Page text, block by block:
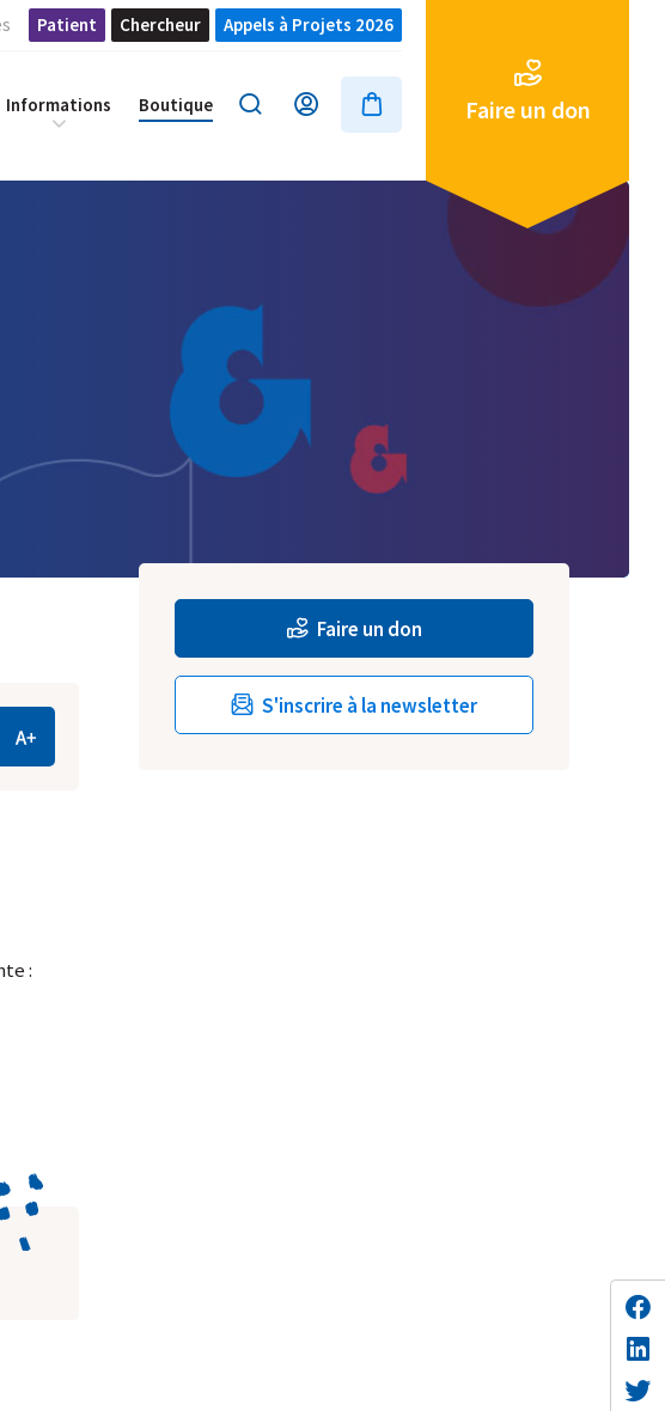
Patient Chercheur Appels à Projets 2026
Informations Boutique Faire un don
:
Faire un don
S'inscrire à la newsletter